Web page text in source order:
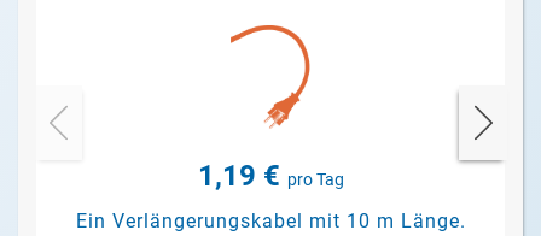
1,19 € pro Tag
Ein Verlängerungskabel mit 10 m Länge.